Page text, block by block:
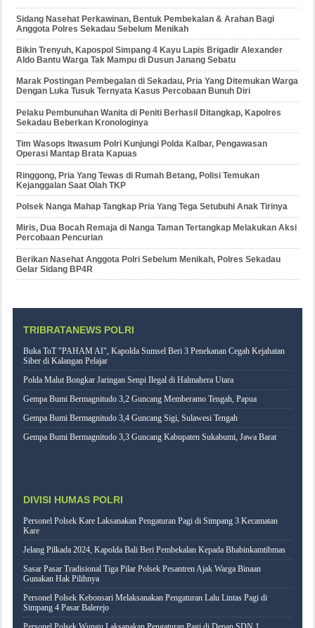
Sidang Nasehat Perkawinan, Bentuk Pembekalan & Arahan Bagi
Anggota Polres Sekadau Sebelum Menikah
Bikin Trenyuh, Kapospol Simpang 4 Kayu Lapis Brigadir Alexander
Aldo Bantu Warga Tak Mampu di Dusun Janang Sebatu
Marak Postingan Pembegalan di Sekadau, Pria Yang Ditemukan Warga
Dengan Luka Tusuk Ternyata Kasus Percobaan Bunuh Diri
Pelaku Pembunuhan Wanita di Peniti Berhasil Ditangkap, Kapolres
Sekadau Beberkan Kronologinya
Tim Wasops Itwasum Polri Kunjungi Polda Kalbar, Pengawasan
Operasi Mantap Brata Kapuas
Ringgong, Pria Yang Tewas di Rumah Betang, Polisi Temukan
Kejanggalan Saat Olah TKP
Polsek Nanga Mahap Tangkap Pria Yang Tega Setubuhi Anak Tirinya
Miris, Dua Bocah Remaja di Nanga Taman Tertangkap Melakukan Aksi
Percobaan Pencurian
Berikan Nasehat Anggota Polri Sebelum Menikah, Polres Sekadau
Gelar Sidang BP4R
TRIBRATANEWS POLRI
Buka ToT "PAHAM AI", Kapolda Sumsel Beri 3 Penekanan Cegah Kejahatan
Siber di Kalangan Pelajar
Polda Malut Bongkar Jaringan Senpi Ilegal di Halmahera Utara
Gempa Bumi Bermagnitudo 3,2 Guncang Memberamo Tengah, Papua
Gempa Bumi Bermagnitudo 3,4 Guncang Sigi, Sulawesi Tengah
Gempa Bumi Bermagnitudo 3,3 Guncang Kabupaten Sukabumi, Jawa Barat
DIVISI HUMAS POLRI
Personel Polsek Kare Laksanakan Pengaturan Pagi di Simpang 3 Kecamatan
Kare
Jelang Pilkada 2024, Kapolda Bali Beri Pembekalan Kepada Bhabinkamtibmas
Sasar Pasar Tradisional Tiga Pilar Polsek Pesantren Ajak Warga Binaan
Gunakan Hak Pilihnya
Personel Polsek Kebonsari Melaksanakan Pengaturan Lalu Lintas Pagi di
Simpang 4 Pasar Balerejo